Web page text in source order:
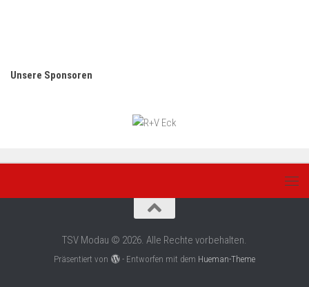
Unsere Sponsoren
TSV Modau © 2026. Alle Rechte vorbehalten.
Präsentiert von - Entworfen mit dem Hueman-Theme